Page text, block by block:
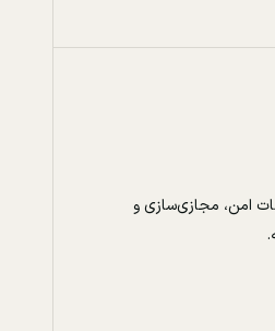
امن، مجازی‌سازی و